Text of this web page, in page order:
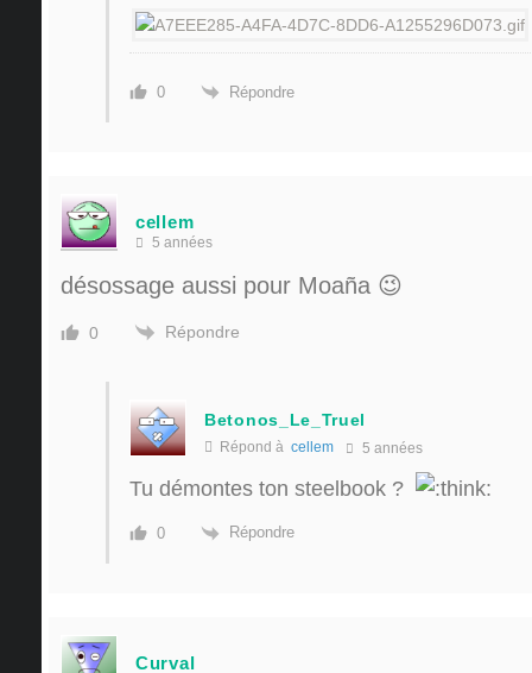
0 Répondre
cellem
5 années
désossage aussi pour Moaña 😉
0 Répondre
Betonos_Le_Truel
Répond à cellem 5 années
Tu démontes ton steelbook ?
0 Répondre
Curval